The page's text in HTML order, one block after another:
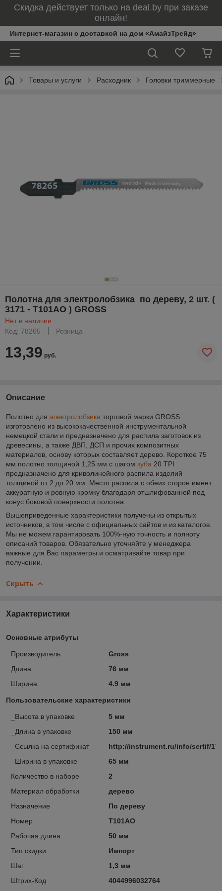
Скидка действует только на deal.by при заказе
онлайн!
Интернет-магазин с доставкой на дом «АмайзТрейд»
Товары и услуги Расходник Головки триммерные
Полотна для электролобзика по дереву, 2 шт. (
3171 - T101AO ) GROSS
Нет в наличии
Код: 78265
Розница
13,39 руб.
Описание
Полотно для электролобзика торговой марки GROSS
изготовлено из высококачественной инструментальной
немецкой стали и предназначено для распила заготовок из
древесины, а также ДВП, ДСП и прочих композитных
материалов, основу которых составляет дерево. Короткое 75
мм полотно толщиной 1,25 мм с шагом зуба 20 TPI
предназначено для криволинейного распила изделий
толщиной от 2 до 20 мм. Место распила с обеих сторон имеет
аккуратную и ровную кромку благодаря отшлифованной под
конус боковой поверхности полотна.
Вышеприведенные характеристики получены из открытых
источников, в том числе с официальных сайтов и из каталогов.
Мы не можем гарантировать 100%-ную точность и полноту
описаний товаров. Обязательно уточняйте у менеджера
важные для Вас параметры и осматривайте товар при
получении.
Скрыть
Характеристики
Основные атрибуты
Производитель
Gross
Длина
76 мм
Ширина
4.9 мм
Пользовательские характеристики
_Высота в упаковке
5 мм
_Длина в упаковке
150 мм
_Ссылка на сертификат
http://instrument.ru/info/sertif/
_Ширина в упаковке
65 мм
Количество в наборе
2
Материал обработки
дерево
Назначение
По дереву
Номер
T101AO
Рабочая длина
50 мм
Тип скидки
Импорт
Шаг
1,3 мм
Штрих-Код
4044996032764